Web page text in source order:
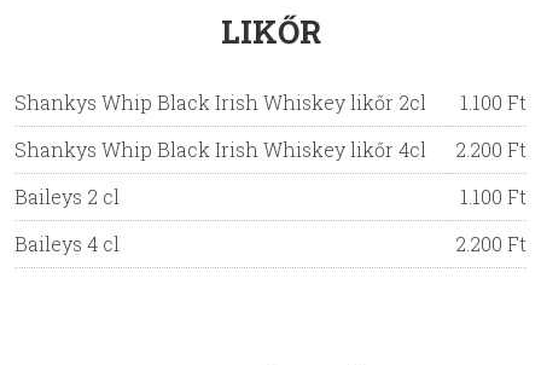
LIKŐR
Shankys Whip Black Irish Whiskey likőr 2cl
1.100 Ft
Shankys Whip Black Irish Whiskey likőr 4cl
2.200 Ft
Baileys 2 cl
1.100 Ft
Baileys 4 cl
2.200 Ft